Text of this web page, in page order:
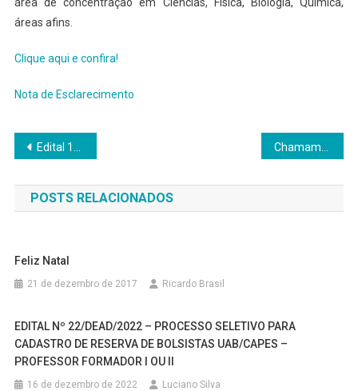
áreas afins.
Clique aqui e confira!
Nota de Esclarecimento
Navegação
de
Post
Edital 13/DEAD/2019 – Seleção de Tutores Presenciais
POSTS RELACIONADOS
Feliz Natal
21 de dezembro de 2017 Ricardo Brasil
EDITAL Nº 22/DEAD/2022 – PROCESSO SELETIVO PARA
CADASTRO DE RESERVA DE BOLSISTAS UAB/CAPES –
PROFESSOR FORMADOR I OU II
16 de dezembro de 2022 Luciano Silva